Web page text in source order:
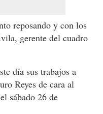
reposando y con los
gerente del cuadro
día sus trabajos a
Reyes de cara al
sábado 26 de